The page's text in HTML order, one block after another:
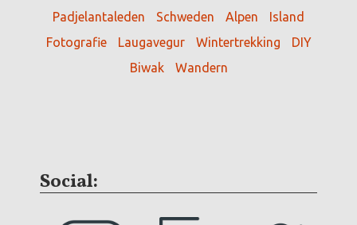
Padjelantaleden
Schweden Alpen
Island
Fotografie
Laugavegur Wintertrekking
DIY
Biwak
Wandern
Social: